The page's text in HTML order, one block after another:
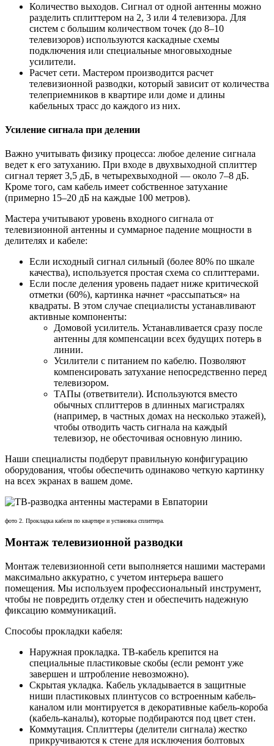
Количество выходов. Сигнал от одной антенны можно
разделить сплиттером на 2, 3 или 4 телевизора. Для
систем с большим количеством точек (до 8–10
телевизоров) используются каскадные схемы
подключения или специальные многовыходные
усилители.
Расчет сети. Мастером производится расчет
телевизионной разводки, который зависит от количества
телеприемников в квартире или доме и длины
кабельных трасс до каждого из них.
Усиление сигнала при делении
Важно учитывать физику процесса: любое деление сигнала
ведет к его затуханию. При входе в двухвыходной сплиттер
сигнал теряет 3,5 дБ, в четырехвыходной — около 7–8 дБ.
Кроме того, сам кабель имеет собственное затухание
(примерно 15–20 дБ на каждые 100 метров).
Мастера учитывают уровень входного сигнала от
телевизионной антенны и суммарное падение мощности в
делителях и кабеле:
Если исходный сигнал сильный (более 80% по шкале
качества), используется простая схема со сплиттерами.
Если после деления уровень падает ниже критической
отметки (60%), картинка начнет «рассыпаться» на
квадраты. В этом случае специалисты устанавливают
активные компоненты:
Домовой усилитель. Устанавливается сразу после
антенны для компенсации всех будущих потерь в
линии.
Усилители с питанием по кабелю. Позволяют
компенсировать затухание непосредственно перед
телевизором.
ТАПы (ответвители). Используются вместо
обычных сплиттеров в длинных магистралях
(например, в частных домах на несколько этажей),
чтобы отводить часть сигнала на каждый
телевизор, не обесточивая основную линию.
Наши специалисты подберут правильную конфигурацию
оборудования, чтобы обеспечить одинаково четкую картинку
на всех экранах в вашем доме.
фото 2. Прокладка кабеля по квартире и установка сплиттера.
Монтаж телевизионной разводки
Монтаж телевизионной сети выполняется нашими мастерами
максимально аккуратно, с учетом интерьера вашего
помещения. Мы используем профессиональный инструмент,
чтобы не повредить отделку стен и обеспечить надежную
фиксацию коммуникаций.
Способы прокладки кабеля:
Наружная прокладка. ТВ-кабель крепится на
специальные пластиковые скобы (если ремонт уже
завершен и штробление невозможно).
Скрытая укладка. Кабель укладывается в защитные
ниши пластиковых плинтусов со встроенным кабель-
каналом или монтируется в декоративные кабель-короба
(кабель-каналы), которые подбираются под цвет стен.
Коммутация. Сплиттеры (делители сигнала) жестко
прикручиваются к стене для исключения болтовых